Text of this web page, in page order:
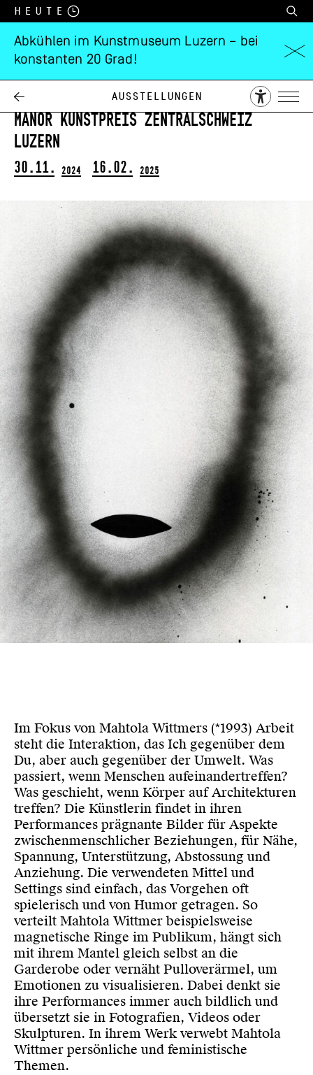
Heute
Abkühlen im Kunstmuseum Luzern – bei
konstanten 20 Grad!
Ausstellungen
Mahtola Wittmer
Back to Back
Manor Kunstpreis Zentralschweiz
Luzern
30.11. 2024 16.02. 2025
Im Fokus von Mahtola Wittmers (*1993) Arbeit
steht die Interaktion, das Ich gegenüber dem
Du, aber auch gegenüber der Umwelt. Was
passiert, wenn Menschen aufeinandertreffen?
Was geschieht, wenn Körper auf Architekturen
treffen? Die Künstlerin findet in ihren
Performances prägnante Bilder für Aspekte
zwischenmenschlicher Beziehungen, für Nähe,
Spannung, Unterstützung, Abstossung und
Anziehung. Die verwendeten Mittel und
Settings sind einfach, das Vorgehen oft
spielerisch und von Humor getragen. So
verteilt Mahtola Wittmer beispielsweise
magnetische Ringe im Publikum, hängt sich
mit ihrem Mantel gleich selbst an die
Garderobe oder vernäht Pulloverärmel, um
Emotionen zu visualisieren. Dabei denkt sie
ihre Performances immer auch bildlich und
übersetzt sie in Fotografien, Videos oder
Skulpturen. In ihrem Werk verwebt Mahtola
Wittmer persönliche und feministische
Themen.